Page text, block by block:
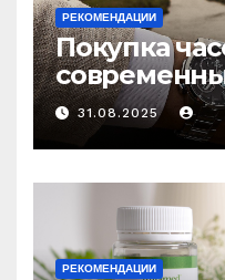
РЕКОМЕНДАЦИИ
Покупка
выбору
31.08.2025
РЕКОМЕНДАЦИИ